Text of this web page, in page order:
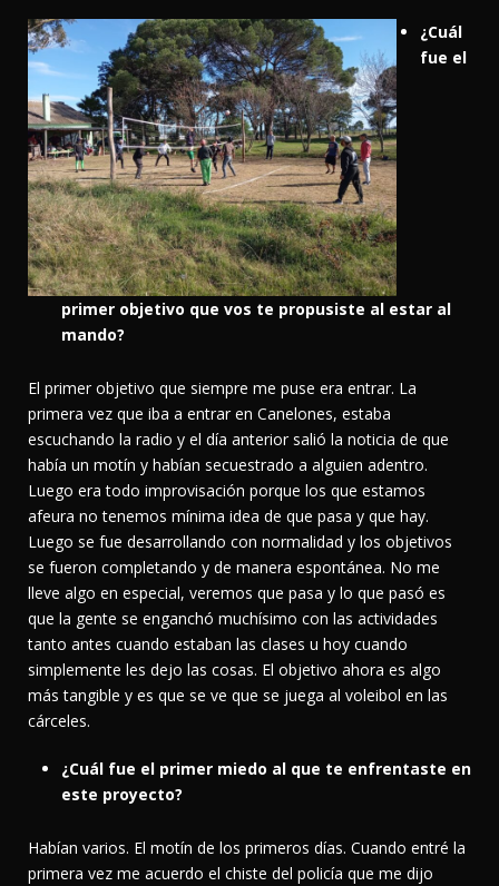
¿Cuál
fue el
primer objetivo que vos te propusiste al estar al
mando?
El primer objetivo que siempre me puse era entrar. La
primera vez que iba a entrar en Canelones, estaba
escuchando la radio y el día anterior salió la noticia de que
había un motín y habían secuestrado a alguien adentro.
Luego era todo improvisación porque los que estamos
afeura no tenemos mínima idea de que pasa y que hay.
Luego se fue desarrollando con normalidad y los objetivos
se fueron completando y de manera espontánea. No me
lleve algo en especial, veremos que pasa y lo que pasó es
que la gente se enganchó muchísimo con las actividades
tanto antes cuando estaban las clases u hoy cuando
simplemente les dejo las cosas. El objetivo ahora es algo
más tangible y es que se ve que se juega al voleibol en las
cárceles.
¿Cuál fue el primer miedo al que te enfrentaste en
este proyecto?
Habían varios. El motín de los primeros días. Cuando entré la
primera vez me acuerdo el chiste del policía que me dijo